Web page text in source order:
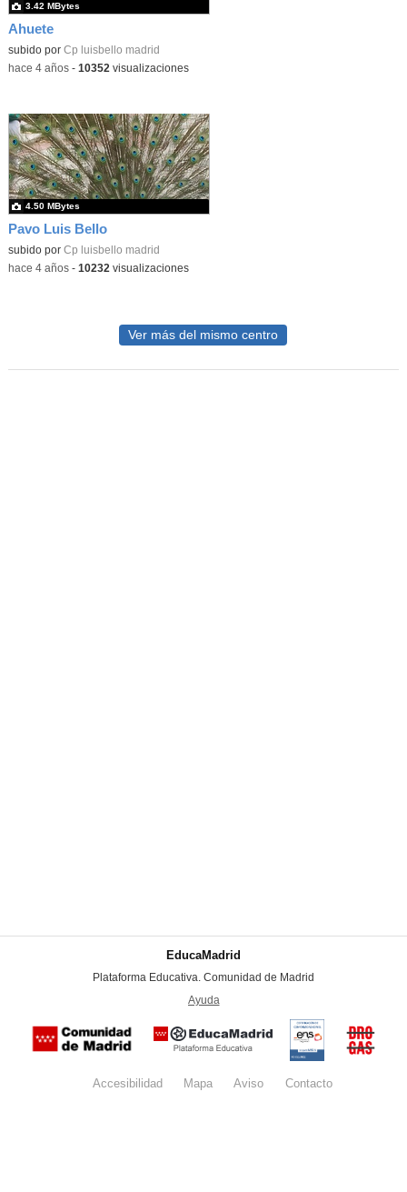
Ahuete
subido por Cp luisbello madrid
3.42 MBytes
-hace 4 años- 10352 visualizaciones
Pavo Luis Bello
subido por Cp luisbello madrid
4.50 MBytes
-hace 4 años- 10232 visualizaciones
Ver más del mismo centro
EducaMadrid
Plataforma Educativa. Comunidad de Madrid
Ayuda
Certificación
conformidad
con el
Nacional de
Seguridad
del
Accesibilidad Mapa Aviso legalContacto